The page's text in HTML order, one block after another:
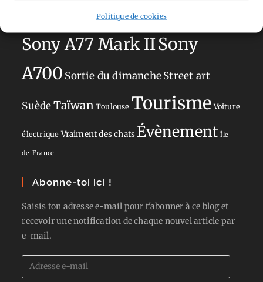
Politique de cookies
Sans adresseSavoie
Sony A77 Mark IISony
A700 Sortie du dimancheStreet art
SuèdeTaïwan Toulouse Tourisme Voiture
électrique Vraiment des chats Évènement Île-
de-France
Abonne-toi ici !
Saisis ton adresse e-mail pour t'abonner à ce blog et
recevoir une notification de chaque nouvel article par
e-mail.
Adresse
e-